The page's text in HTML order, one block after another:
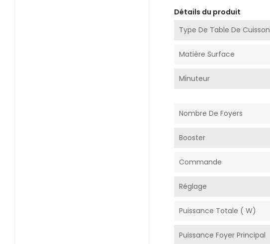
Détails du produit
Type De Table De Cuisson
Matière Surface
Minuteur
Nombre De Foyers
Booster
Commande
Réglage
Puissance Totale ( W)
Puissance Foyer Principal